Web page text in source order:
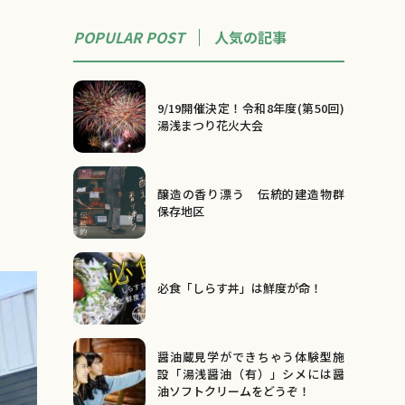
POPULAR POST 人気の記事
9/19開催決定！令和8年度(第50回)
湯浅まつり花火大会
醸造の香り漂う 伝統的建造物群
保存地区
必食「しらす丼」は鮮度が命！
醤油蔵見学ができちゃう体験型施
設「湯浅醤油（有）」シメには醤
油ソフトクリームをどうぞ！